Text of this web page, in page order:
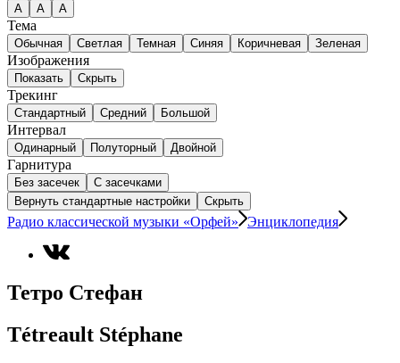
А A A
Тема
Обычная Светлая Темная Синяя Коричневая Зеленая
Изображения
Показать Скрыть
Трекинг
Стандартный Средний Большой
Интервал
Одинарный Полуторный Двойной
Гарнитура
Без засечек
С засечками
Вернуть стандартные настройки
Скрыть
Радио классической музыки «Орфей» Энциклопедия
Тетро Стефан
Tétreault Stéphane